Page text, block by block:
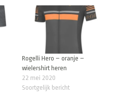
Rogelli Hero – oranje –
wielershirt heren
22 mei 2020
Soortgelijk bericht